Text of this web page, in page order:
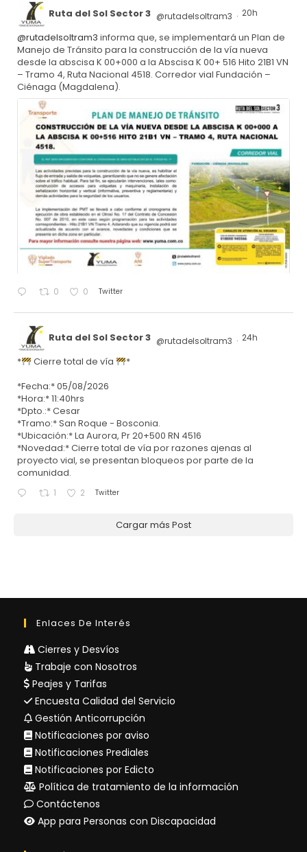
Ruta del Sol Sector 3 @rutadelsoltram3 · 20h
@rutadelsoltram3 informa que, se implementará un Plan de
Manejo de Tránsito para la construcción de la vía nueva
desde la abscisa K 00+000 a la Abscisa K 00+ 516 Hito 21B1 VN
– Tramo 4, Ruta Nacional 4518. Corredor vial Fundación –
Ciénaga (Magdalena).
0 0 Twitter
Ruta del Sol Sector 3 @rutadelsoltram3 · 24h
* Cierre total de vía
*
*Fecha:* 05/08/2026
*Hora:* 11:40hrs
*Dpto.:* Cesar
*Tramo:* San Roque - Bosconia.
*Ubicación:* La Aurora, Pr 20+500 RN 4516
*Novedad:* Cierre total de vía por razones ajenas al
proyecto vial, se presentan bloqueos por parte de la
comunidad.
1 2 Twitter
Cargar más Post
Enlaces De Interés
Cierres y Desvíos
Trabaje con Nosotros
Peajes y Tarifas
Encuesta Calidad del Servicio
Gestión Anticorrupción
Notificaciones por aviso
Notificaciones Prediales
Notificaciones por Edicto
Política de tratamiento de la información
Contáctenos
App para Personas con Discapacidad